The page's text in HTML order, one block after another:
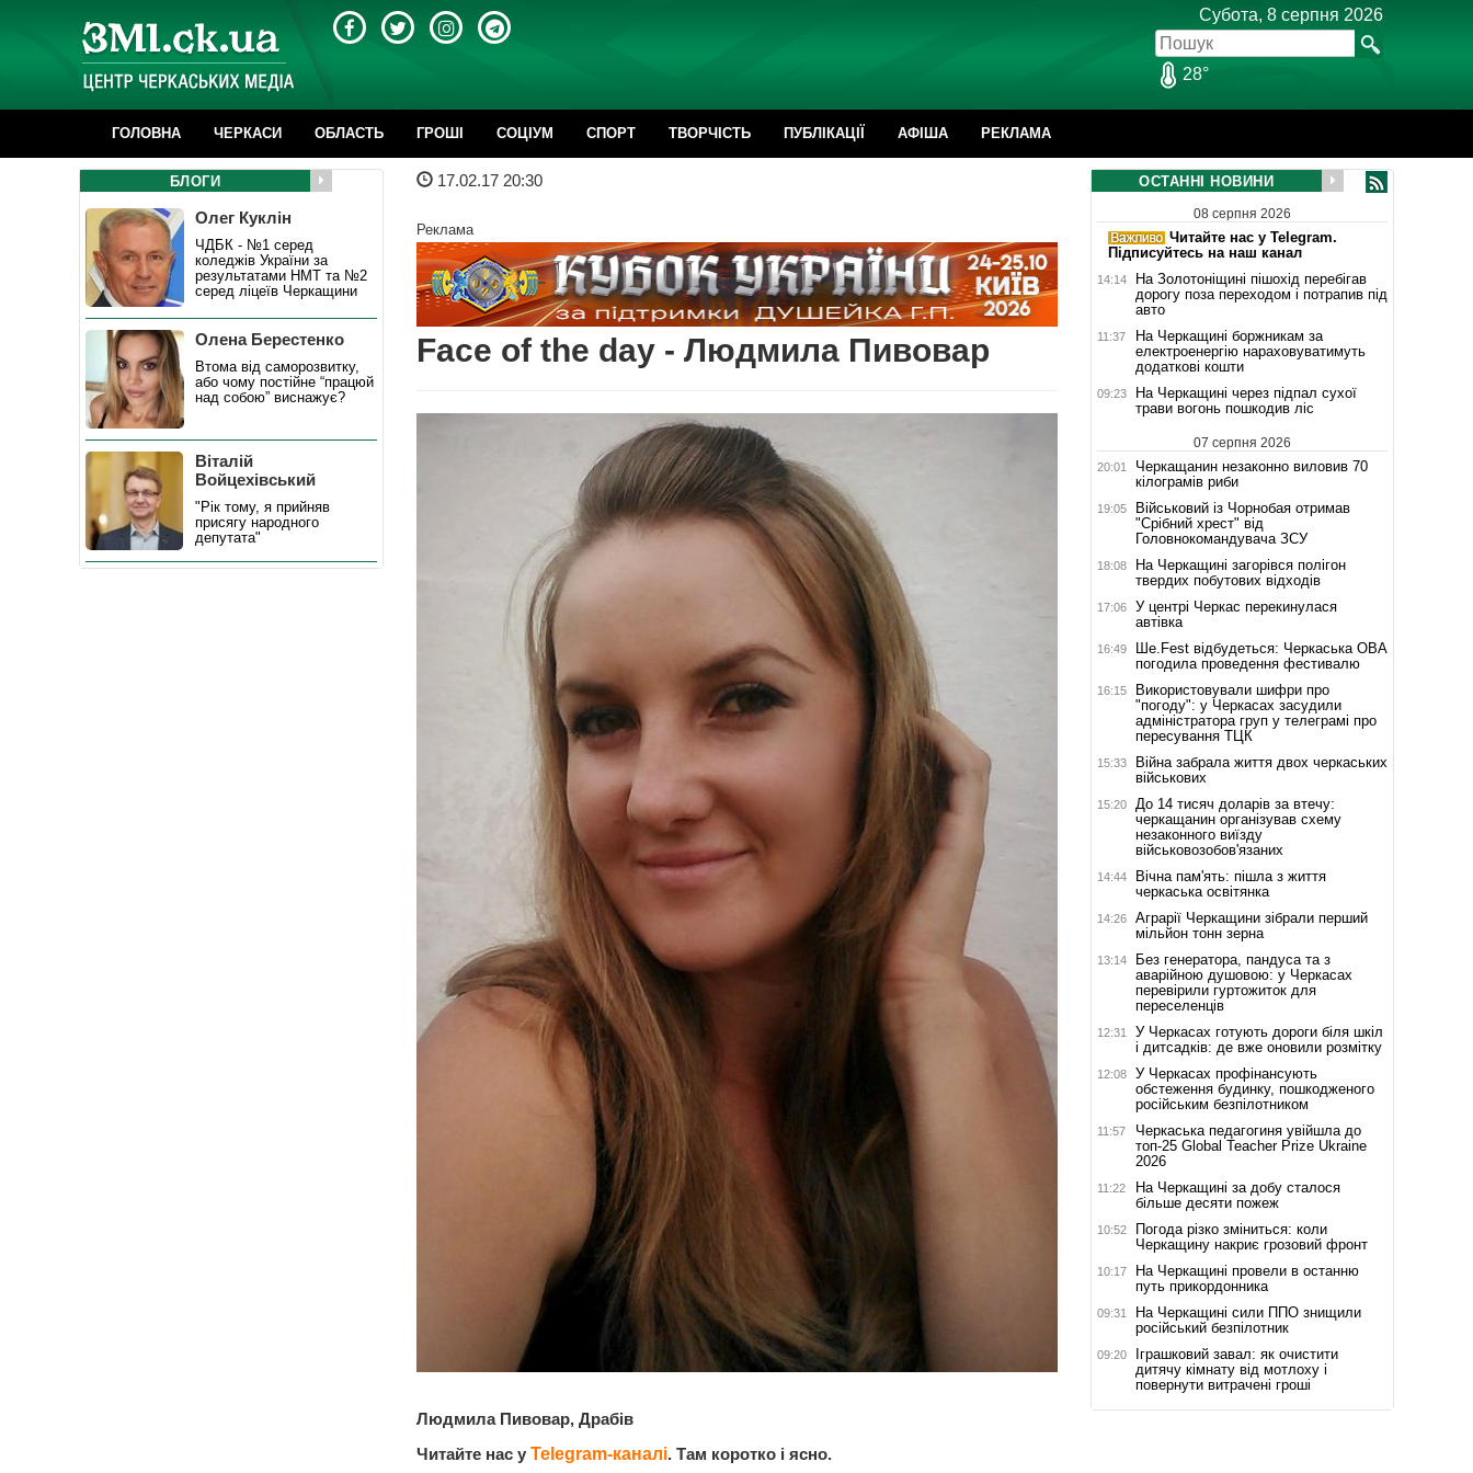
Субота, 8 серпня 2026
28°
ГОЛОВНА ЧЕРКАСИ ОБЛАСТЬ ГРОШІ CОЦІУМ СПОРТ ТВОРЧІСТЬ ПУБЛІКАЦІЇ АФІША РЕКЛАМА
17.02.17 20:30
Реклама
Face of the day - Людмила Пивовар
Людмила Пивовар, Драбів
Читайте нас у Telegram-каналі. Там коротко і ясно.
БЛОГИ
Олег Куклін
ЧДБК - №1 серед
коледжів України за
результатами НМТ та №2
серед ліцеїв Черкащини
Олена Берестенко
Втома від саморозвитку,
або чому постійне “працюй
над собою” виснажує?
Віталій
Войцехівський
"Рік тому, я прийняв
присягу народного
депутата"
ОСТАННІ НОВИНИ
08 серпня 2026
Читайте нас у Telegram.
Підписуйтесь на наш канал
14:14
На Золотоніщині пішохід перебігав
дорогу поза переходом і потрапив під
авто
11:37
На Черкащині боржникам за
електроенергію нараховуватимуть
додаткові кошти
09:23
На Черкащині через підпал сухої
трави вогонь пошкодив ліс
07 серпня 2026
20:01
Черкащанин незаконно виловив 70
кілограмів риби
19:05
Військовий із Чорнобая отримав
"Срібний хрест" від
Головнокомандувача ЗСУ
18:08
На Черкащині загорівся полігон
твердих побутових відходів
17:06
У центрі Черкас перекинулася
автівка
16:49
Ше.Fest відбудеться: Черкаська ОВА
погодила проведення фестивалю
16:15
Використовували шифри про
"погоду": у Черкасах засудили
адміністратора груп у телеграмі про
пересування ТЦК
15:33
Війна забрала життя двох черкаських
військових
15:20
До 14 тисяч доларів за втечу:
черкащанин організував схему
незаконного виїзду
військовозобов'язаних
14:44
Вічна пам'ять: пішла з життя
черкаська освітянка
14:26
Аграрії Черкащини зібрали перший
мільйон тонн зерна
13:14
Без генератора, пандуса та з
аварійною душовою: у Черкасах
перевірили гуртожиток для
переселенців
12:31
У Черкасах готують дороги біля шкіл
і дитсадків: де вже оновили розмітку
12:08
У Черкасах профінансують
обстеження будинку, пошкодженого
російським безпілотником
11:57
Черкаська педагогиня увійшла до
топ-25 Global Teacher Prize Ukraine
2026
11:22
На Черкащині за добу сталося
більше десяти пожеж
10:52
Погода різко зміниться: коли
Черкащину накриє грозовий фронт
10:17
На Черкащині провели в останню
путь прикордонника
09:31
На Черкащині сили ППО знищили
російський безпілотник
09:20
Іграшковий завал: як очистити
дитячу кімнату від мотлоху і
повернути витрачені гроші